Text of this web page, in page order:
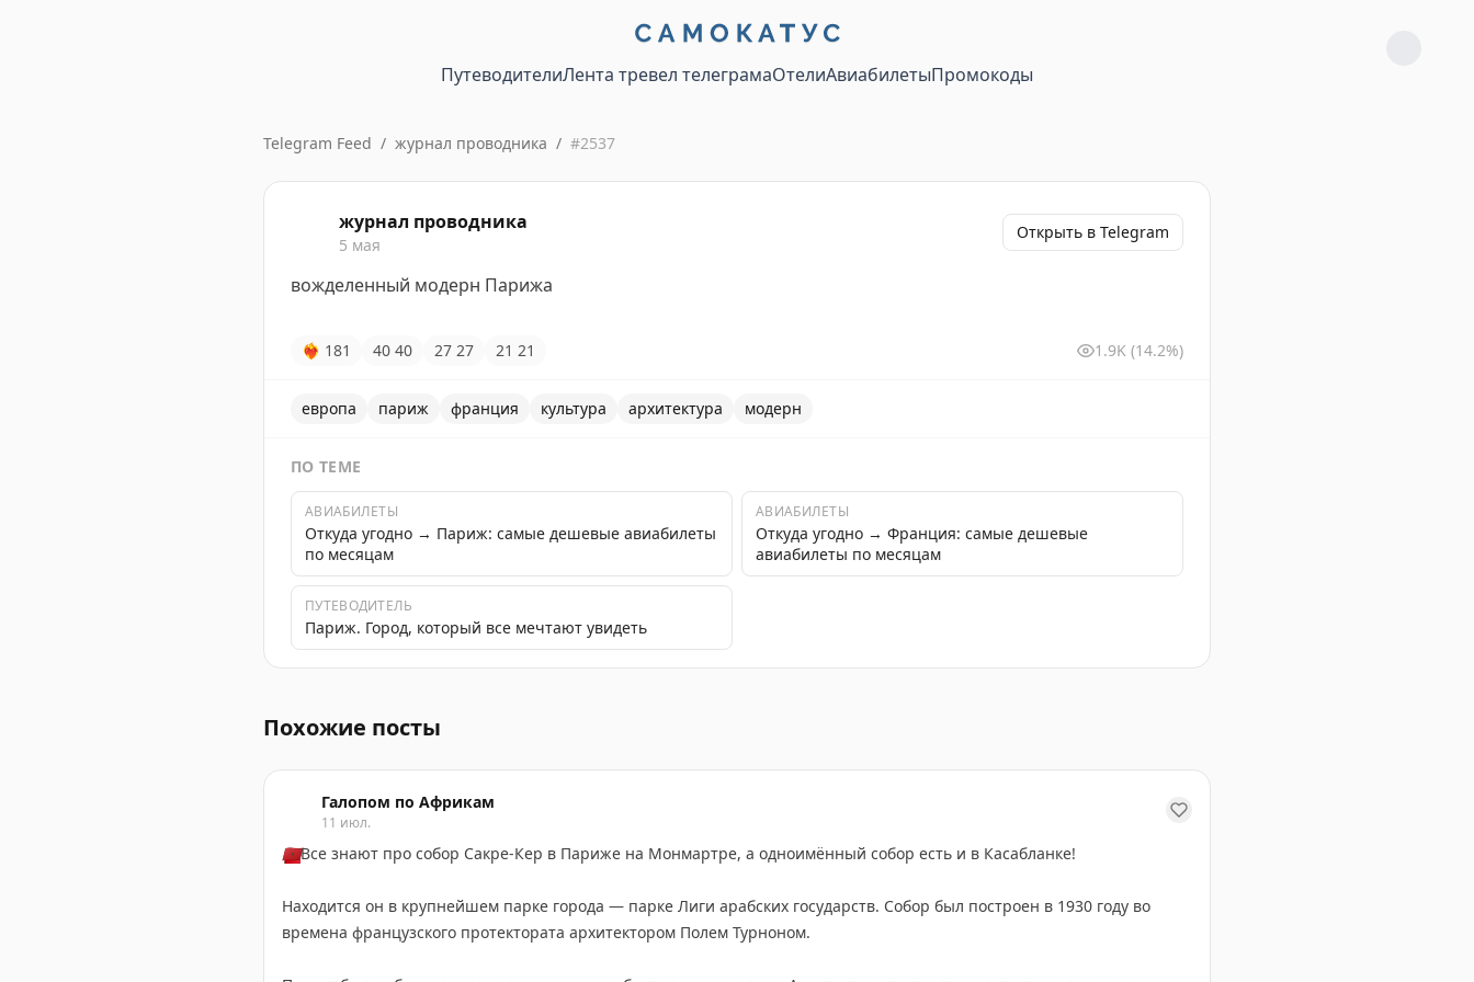
ПутеводителиЛента тревел телеграмаОтелиАвиабилетыПромокоды
Telegram Feed / журнал проводника / #2537
журнал проводника
5 мая
Открыть в Telegram
вожделенный модерн Парижа
❤‍🔥 181 40 40 27 27 21 21 1.9K (14.2%)
европа париж франция культура архитектура модерн
ПО ТЕМЕ
АВИАБИЛЕТЫ
Откуда угодно → Париж: самые дешевые авиабилеты
по месяцам
АВИАБИЛЕТЫ
Откуда угодно → Франция: самые дешевые
авиабилеты по месяцам
ПУТЕВОДИТЕЛЬ
Париж. Город, который все мечтают увидеть
Похожие посты
Галопом по Африкам
11 июл.
🇲🇦Все знают про собор Сакре-Кер в Париже на Монмартре, а одноимённый собор есть и в Касабланке!
Находится он в крупнейшем парке города — парке Лиги арабских государств. Собор был построен в 1930 году во
времена французского протектората архитектором Полем Турноном.